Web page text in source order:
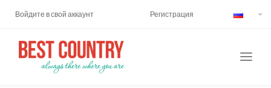
Войдите в свой аккаунт Регистрация